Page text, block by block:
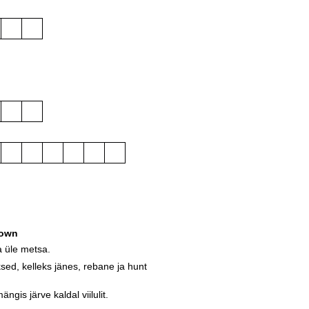
metsa.
kelleks jänes, rebane ja hunt
järve kaldal viilulit.